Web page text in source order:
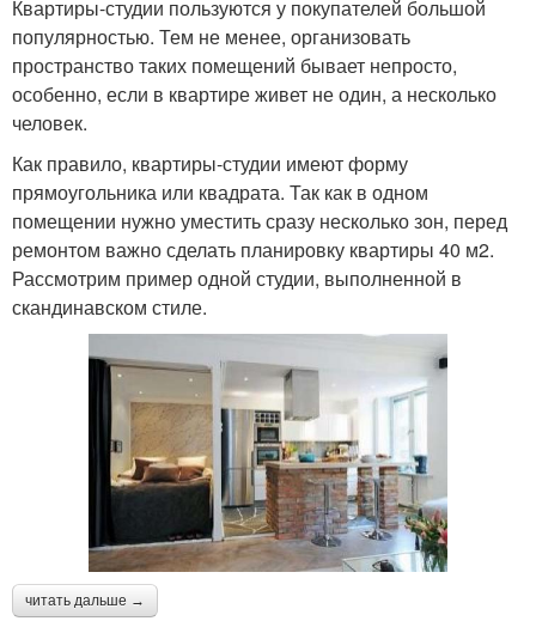
Квартиры-студии пользуются у покупателей большой
популярностью. Тем не менее, организовать
пространство таких помещений бывает непросто,
особенно, если в квартире живет не один, а несколько
человек.
Как правило, квартиры-студии имеют форму
прямоугольника или квадрата. Так как в одном
помещении нужно уместить сразу несколько зон, перед
ремонтом важно сделать планировку квартиры 40 м2.
Рассмотрим пример одной студии, выполненной в
скандинавском стиле.
читать дальше →